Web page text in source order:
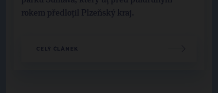
rokem předloţil Plzeňský kraj.
CELÝ ČLÁNEK